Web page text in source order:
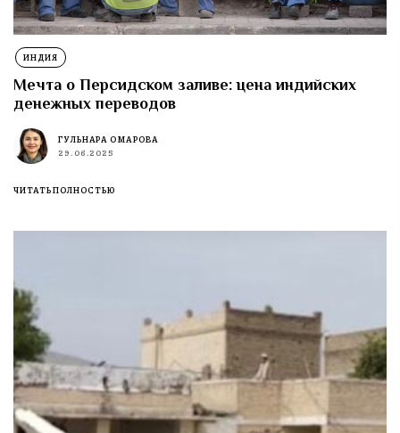
ИНДИЯ
Мечта о Персидском заливе: цена индийских
денежных переводов
ГУЛЬНАРА ОМАРОВА
29.06.2025
ЧИТАТЬ ПОЛНОСТЬЮ